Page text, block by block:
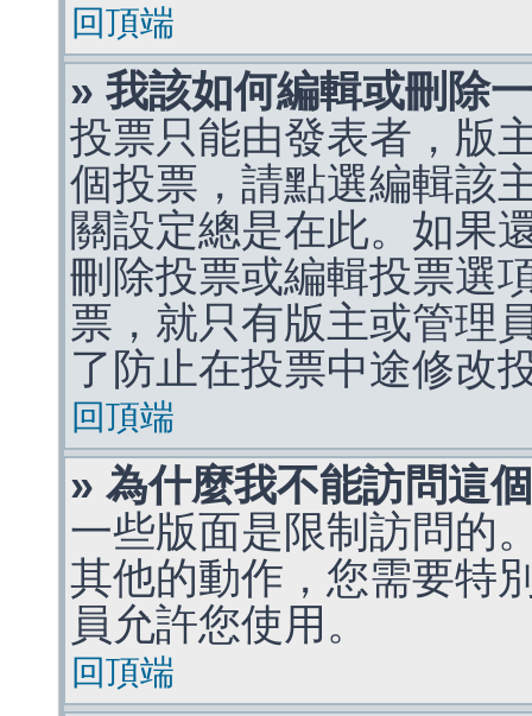
回頂端
» 我該如何編輯或刪除
投票只能由發表者，版
個投票，請點選編輯該
關設定總是在此。如果
刪除投票或編輯投票選
票，就只有版主或管理
了防止在投票中途修改
回頂端
» 為什麼我不能訪問這
一些版面是限制訪問的
其他的動作，您需要特
員允許您使用。
回頂端